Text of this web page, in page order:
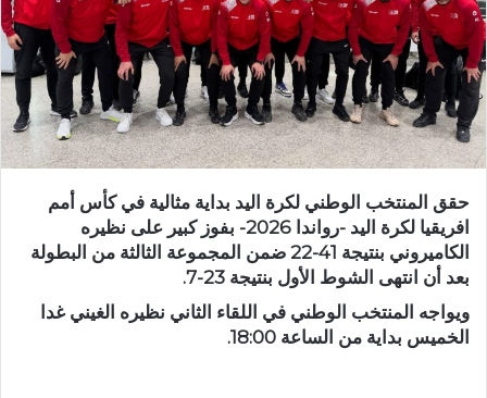
حقق المنتخب الوطني لكرة اليد بداية مثالية في كأس أمم
افريقيا لكرة اليد -رواندا 2026- بفوز كبير على نظيره
الكاميروني بنتيجة 41-22 ضمن المجموعة الثالثة من البطولة
بعد أن انتهى الشوط الأول بنتيجة 23-7.
ويواجه المنتخب الوطني في اللقاء الثاني نظيره الغيني غدا
الخميس بداية من الساعة 18:00.